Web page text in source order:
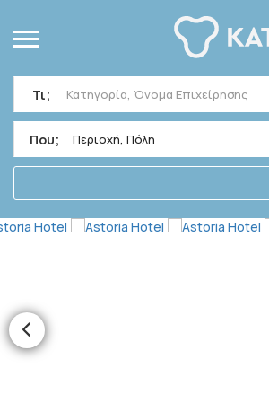
Τι;
Που; Περιοχή, Πόλη